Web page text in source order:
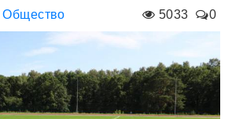
5033 0
Общество